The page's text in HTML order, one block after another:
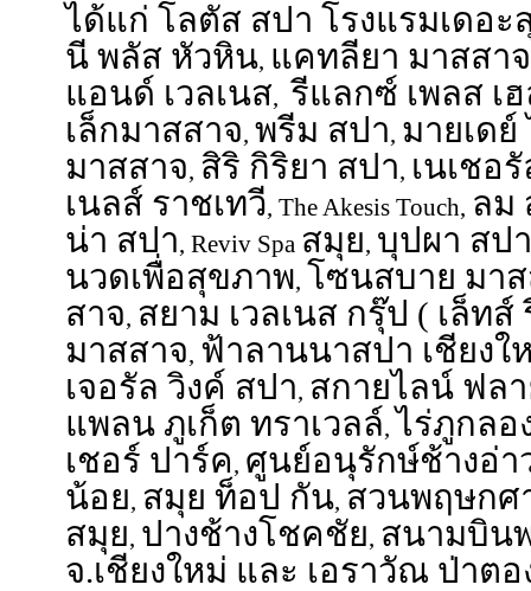
ได้แก่ โลตัส สปา โรงแรมเดอะ
นี พลัส หัวหิน, แคทลียา มาสสาจ
แอนด์ เวลเนส, รีแลกซ์ เพลส เ
เล็กมาสสาจ, พรีม สปา, มายเดย์
มาสสาจ, สิริ กิริยา สปา, เนเชอ
เนลส์ ราชเทวี, The Akesis Touch, ลม
น่า สปา, Reviv Spa สมุย, บุปผา สปา
นวดเพื่อสุขภาพ, โซนสบาย มา
สาจ, สยาม เวลเนส กรุ๊ป ( เล็ท
มาสสาจ, ฟ้าลานนาสปา เชียงใ
เจอรัล วิงค์ สปา, สกายไลน์ ฟล
แพลน ภูเก็ต ทราเวลล์, ไร่ภูกลอ
เชอร์ ปาร์ค, ศูนย์อนุรักษ์ช้างอ่า
น้อย, สมุย ท็อป กัน, สวนพฤษกศ
สมุย, ปางช้างโชคชัย, สนามบิน
จ.เชียงใหม่ และ เอราวัณ ป่าต